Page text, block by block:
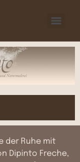
der Ruhe mit
Dipinto Freche,